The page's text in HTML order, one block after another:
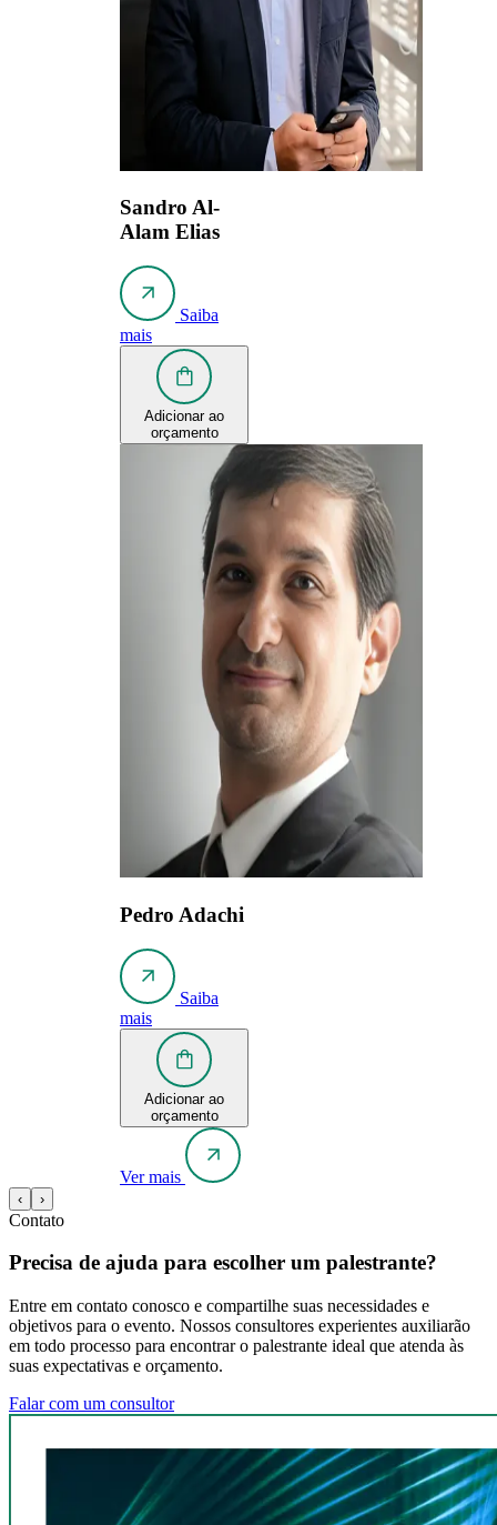
Sandro Al-
Alam Elias
Saiba
mais
Adicionar ao
orçamento
Pedro Adachi
Saiba
mais
Adicionar ao
orçamento
Ver mais
‹ ›
Contato
Precisa de ajuda para escolher um palestrante?
Entre em contato conosco e compartilhe suas necessidades e
objetivos para o evento. Nossos consultores experientes auxiliarão
em todo processo para encontrar o palestrante ideal que atenda às
suas expectativas e orçamento.
Falar com um consultor